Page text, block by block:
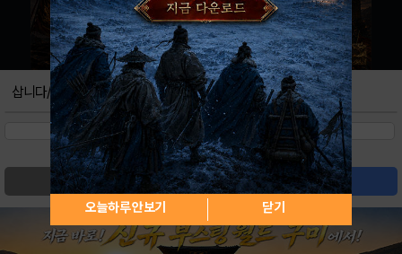
[게임소개] - 아재력테스트
삽니다/팝니다
검색 글쓰기
오늘하루 안보기 닫기